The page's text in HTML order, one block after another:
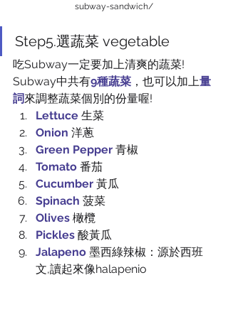
subway-sandwich/
Step5.選蔬菜 vegetable
吃Subway一定要加上清爽的蔬菜!
Subway中共有9種蔬菜 ，也可以加上量
詞來調整蔬菜個別的份量喔!
Lettuce 生菜
Onion 洋蔥
Green Pepper 青椒
Tomato 番茄
Cucumber 黃瓜
Spinach 菠菜
Olives 橄欖
Pickles 酸黃瓜
Jalapeno 墨西綠辣椒：源於西班
文,讀起來像halapenio